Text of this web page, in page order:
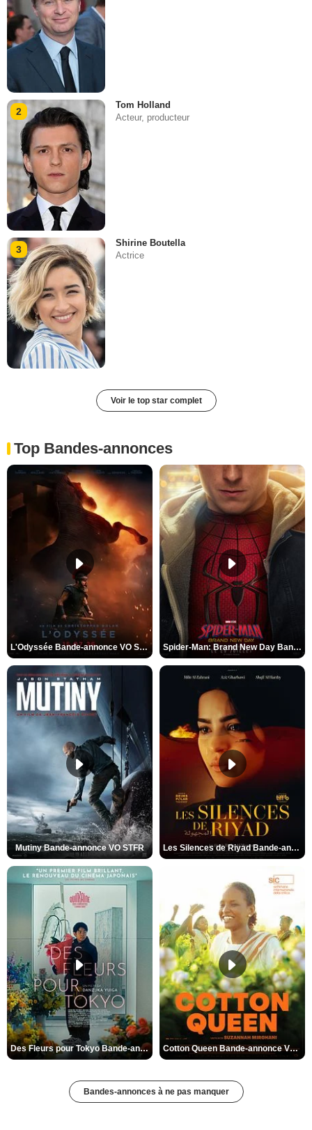
2
Tom Holland
Acteur, producteur
3
Shirine Boutella
Actrice
Voir le top star complet
Top Bandes-annonces
L'Odyssée Bande-annonce VO STFR Spider-Man: Brand New Day Bande-annonce VO STFR
Mutiny Bande-annonce VO STFR Les Silences de Riyad Bande-annonce VO STFR
Des Fleurs pour Tokyo Bande-annonce VO STFR Cotton Queen Bande-annonce VO STFR
Bandes-annonces à ne pas manquer